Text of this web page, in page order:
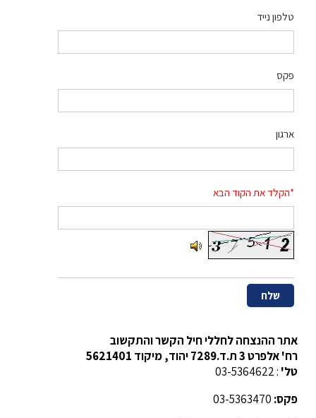
טלפון נייד
פקס
ארגון
*הקלד את הקוד הבא
אתר ההנצחה לחללי חיל הקשר והתקשוב
רח' אלפרט 3 ת.ד.7289 יהוד, מיקוד 5621401
טל' : 03-5364622
פקס: 03-5363470